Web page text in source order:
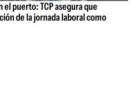
puerto: TCP asegura que
de la jornada laboral como